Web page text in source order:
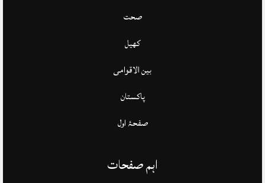
صحت
کھیل
بین الاقوامی
پاکستان
صفحۂ اول
اہم صفحات